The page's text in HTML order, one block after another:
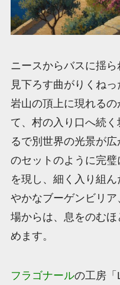
ニースからバスに揺
見下ろす曲がりくね
岩山の頂上に現れる
て、村の入り口へ続
るで別世界の光景が
のセットのように完
を現し、細く入り組
やかなブーゲンビリ
場からは、息をのむ
めます。
フラゴナールの工房「